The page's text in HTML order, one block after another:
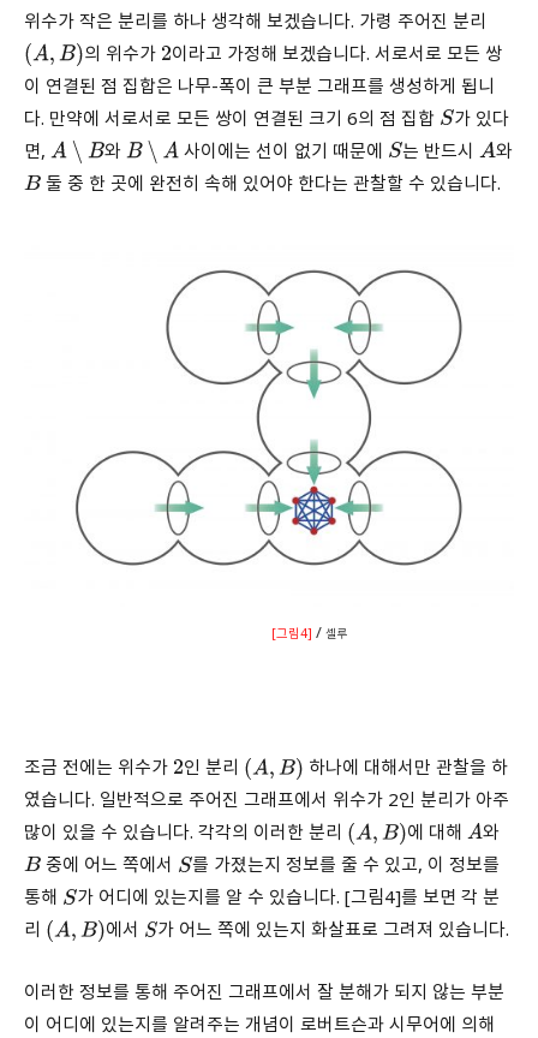
위수가 작은 분리를 하나 생각해 보겠습니다. 가령 주어진 분리
(A,B ) 의 위수가 2이라고 가정해 보겠습니다. 서로서로 모든 쌍
이 연결된 점 집합은 나무-폭이 큰 부분 그래프를 생성하게 됩니
다. 만약에 서로서로 모든 쌍이 연결된 크기 6의 점 집합 S가 있다
면, A∖ B 와 B∖ A 사이에는 선이 없기 때문에 S는 반드시 A와
B둘 중 한 곳에 완전히 속해 있어야 한다는 관찰할 수 있습니다.
[그림4] / 셀루
조금 전에는 위수가 2인 분리 (A,B)
하나에 대해서만 관찰을 하
였습니다. 일반적으로 주어진 그래프에서 위수가 2인 분리가 아주
많이 있을 수 있습니다. 각각의 이러한 분리 (A,B ) 에 대해 A와
B중에 어느 쪽에서 S를 가졌는지 정보를 줄 수 있고, 이 정보를
통해 S가 어디에 있는지를 알 수 있습니다. [그림4]를 보면 각 분
리 (A,B ) 에서 S 가 어느 쪽에 있는지 화살표로 그려져 있습니다.
이러한 정보를 통해 주어진 그래프에서 잘 분해가 되지 않는 부분
이 어디에 있는지를 알려주는 개념이 로버트슨과 시무어에 의해